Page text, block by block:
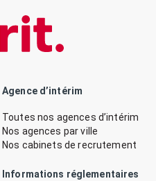
Agence d’intérim
Toutes nos agences d’intérim
Nos agences par ville
Nos cabinets de recrutement
Informations réglementaires